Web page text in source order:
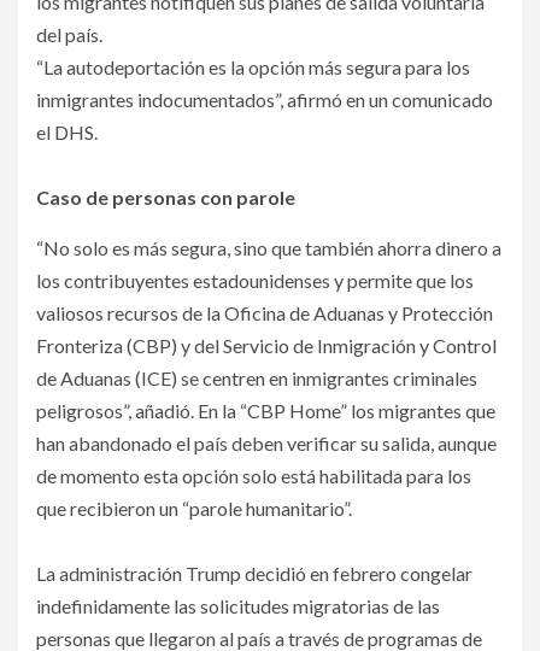
del país.
“La autodeportación es la opción más segura para los
inmigrantes indocumentados”, afirmó en un comunicado
el DHS.
Caso de personas con parole
“No solo es más segura, sino que también ahorra dinero a
los contribuyentes estadounidenses y permite que los
valiosos recursos de la Oficina de Aduanas y Protección
Fronteriza (CBP) y del Servicio de Inmigración y Control
de Aduanas (ICE) se centren en inmigrantes criminales
peligrosos”, añadió. En la “CBP Home” los migrantes que
han abandonado el país deben verificar su salida, aunque
de momento esta opción solo está habilitada para los
que recibieron un “parole humanitario”.
La administración Trump decidió en febrero congelar
indefinidamente las solicitudes migratorias de las
personas que llegaron al país a través de programas de